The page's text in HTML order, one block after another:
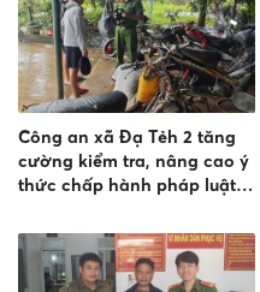
Công an xã Đạ Tẻh 2 tăng
cường kiểm tra, nâng cao ý
thức chấp hành pháp luật,
chế phương tiện